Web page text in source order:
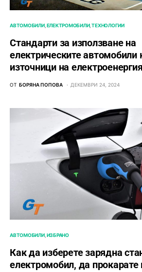
АВТОМОБИЛИ ЕЛЕКТРОМОБИЛИ ТЕХНОЛОГИИ
Стандарти за използване на
електрическите автомобили
източници на електроенергия
ОТ БОРЯНА ПОПОВА ДЕКЕМВРИ 24, 2024
АВТОМОБИЛИ ИЗБРАНО
Как да изберете зарядна
електромобил, да прокарате